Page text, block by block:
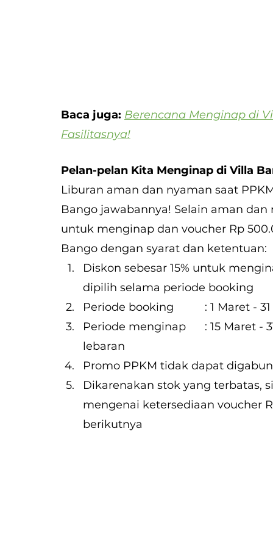
Baca juga: Berencana Menginap di
Fasilitasnya!
Pelan-pelan Kita Menginap di Villa
Liburan aman dan nyaman saat
Bango jawabannya! Selain aman
untuk menginap dan voucher Rp
Bango dengan syarat dan ketentuan:
Diskon sebesar 15% untuk
dipilih selama periode booking
Periode booking		: 1
Periode menginap 	: 15 Maret - 31 Mei 2022, kecuali hari libur dan libur
lebaran
Promo PPKM tidak dapat
Dikarenakan stok yang terbatas,
mengenai ketersediaan voucher
berikutnya